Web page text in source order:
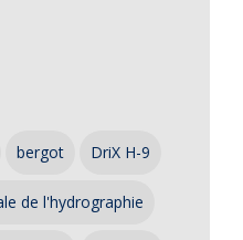
bergot DriX H-9
de l'hydrographie